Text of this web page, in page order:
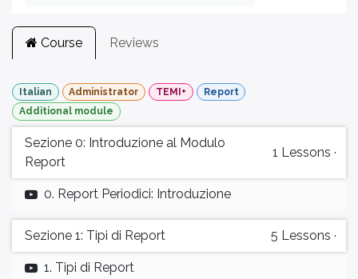
Course Reviews
Italian Administrator TEMI+
Report
Additional module
Sezione 0: Introduzione al Modulo
Report
1 Lessons ·
0. Report Periodici: Introduzione
Sezione 1: Tipi di Report 5 Lessons ·
1. Tipi di Report